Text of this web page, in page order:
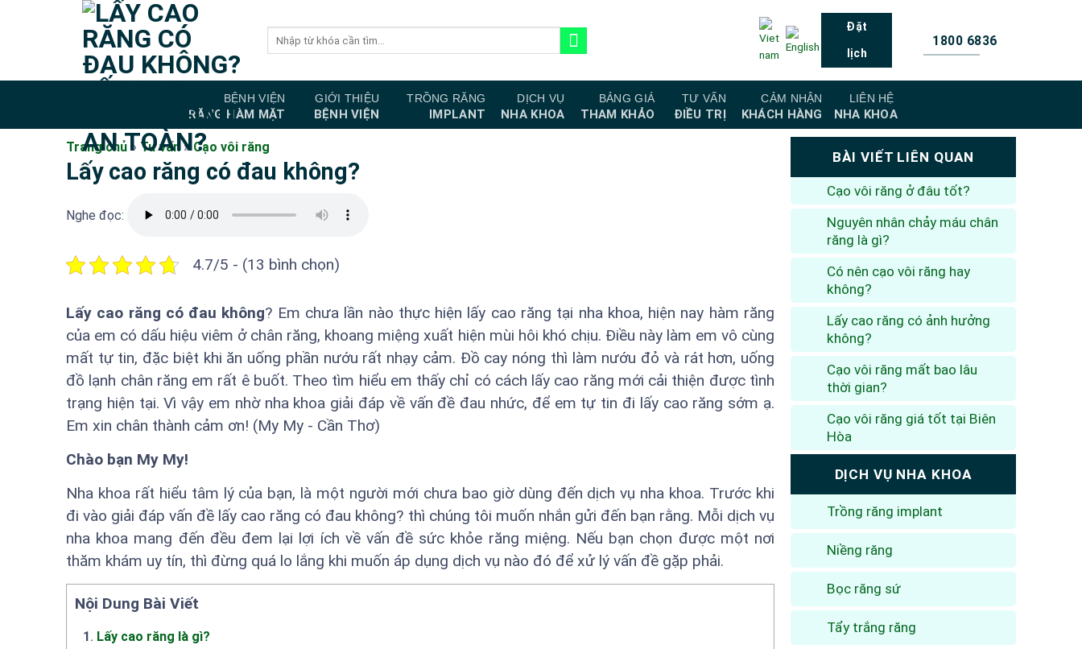
Đặt
lịch
1800 6836
BỆNH VIỆN
RĂNG HÀM MẶT
GIỚI THIỆU
BỆNH VIỆN
TRỒNG RĂNG
IMPLANT
DỊCH VỤ
NHA KHOA
BẢNG GIÁ
THAM KHẢO
TƯ VẤN
ĐIỀU TRỊ
CẢM NHẬN
KHÁCH HÀNG
LIÊN HỆ
NHA KHOA
Trang chủ » Tư vấn»Cạo vôi răng
Lấy cao răng có đau không?
Nghe đọc:
4.7/5 - (13 bình chọn)
Lấy cao răng có đau không? Em chưa lần nào thực hiện lấy cao răng tại nha khoa, hiện nay hàm răng
của em có dấu hiệu viêm ở chân răng, khoang miệng xuất hiện mùi hôi khó chịu. Điều này làm em vô cùng
mất tự tin, đặc biệt khi ăn uống phần nướu rất nhạy cảm. Đồ cay nóng thì làm nướu đỏ và rát hơn, uống
đồ lạnh chân răng em rất ê buốt. Theo tìm hiểu em thấy chỉ có cách lấy cao răng mới cải thiện được tình
trạng hiện tại. Vì vậy em nhờ nha khoa giải đáp về vấn đề đau nhức, để em tự tin đi lấy cao răng sớm ạ.
Em xin chân thành cảm ơn! (My My - Cần Thơ)
Chào bạn My My!
Nha khoa rất hiểu tâm lý của bạn, là một người mới chưa bao giờ dùng đến dịch vụ nha khoa. Trước khi
đi vào giải đáp vấn đề lấy cao răng có đau không? thì chúng tôi muốn nhắn gửi đến bạn rằng. Mỗi dịch vụ
nha khoa mang đến đều đem lại lợi ích về vấn đề sức khỏe răng miệng. Nếu bạn chọn được một nơi
thăm khám uy tín, thì đừng quá lo lắng khi muốn áp dụng dịch vụ nào đó để xử lý vấn đề gặp phải.
Nội Dung Bài Viết
1. Lấy cao răng là gì?
BÀI VIẾT LIÊN QUAN
Cạo vôi răng ở đâu tốt?
Nguyên nhân chảy máu chân
răng là gì?
Có nên cạo vôi răng hay
không?
Lấy cao răng có ảnh hưởng
không?
Cạo vôi răng mất bao lâu
thời gian?
Cạo vôi răng giá tốt tại Biên
Hòa
DỊCH VỤ NHA KHOA
Trồng răng implant
Niềng răng
Bọc răng sứ
Tẩy trắng răng